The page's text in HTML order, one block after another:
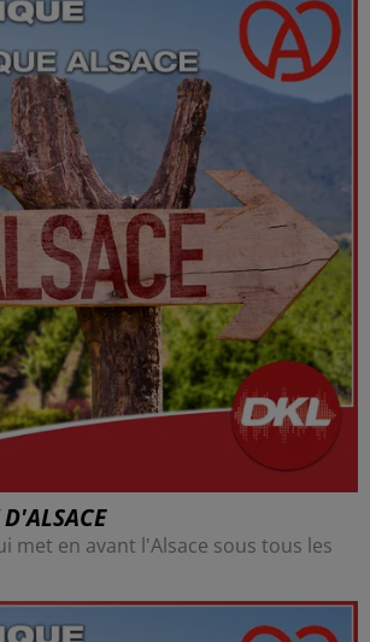
met en avant l'Alsace sous tous les